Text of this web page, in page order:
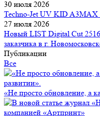
30 июля 2026
Techno-Jet UV KID A3MAX
27 июля 2026
Новый LIST Digital Cut
заказчика в г.
Публикации
Все
«Не просто обновление, а